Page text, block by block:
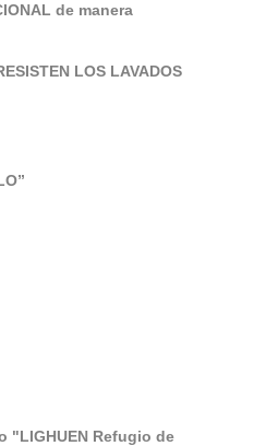
de manera
LOS LAVADOS
"LIGHUEN Refugio de